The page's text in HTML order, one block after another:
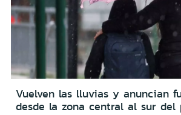
Vuelven las lluvias y anuncian
desde la zona central al sur del